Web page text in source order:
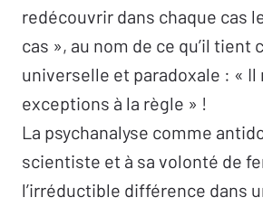
redécouvrir dans chaque cas
cas », au nom de ce qu’il tient
universelle et paradoxale : « Il
exceptions à la règle » !
La psychanalyse comme
scientiste et à sa volonté de
l’irréductible différence dans